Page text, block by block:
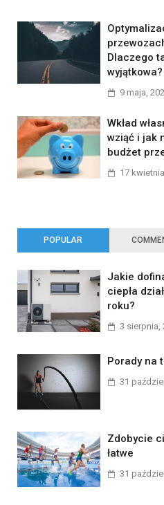
Dlaczego
wyjątkowa?
9 maja,
Wkład
wziąć i jak
budżet
17
POPULAR
Jakie
ciepła
roku?
3 sierpnia,
Porady na
31
Zdobycie
łatwe
31